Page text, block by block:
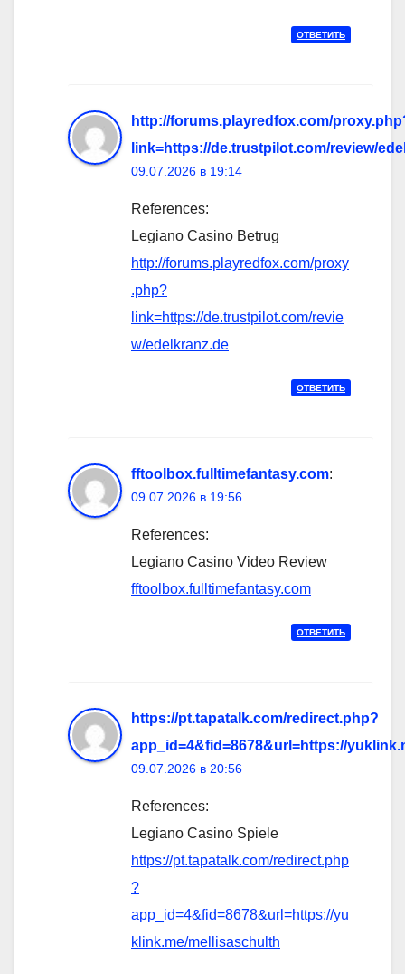
ОТВЕТИТЬ
http://forums.playredfox.com/
link=https://de.trustpilot.com/review/
09.07.2026 в 19:14
References:
Legiano Casino Betrug
http://forums.playredfox.com/proxy
.php?
link=https://de.trustpilot.com/revie
w/edelkranz.de
ОТВЕТИТЬ
fftoolbox.fulltimefantasy.com:
09.07.2026 в 19:56
References:
Legiano Casino Video Review
fftoolbox.fulltimefantasy.com
ОТВЕТИТЬ
https://pt.tapatalk.com/redirect.php?
app_id=4&fid=8678&url=https://
09.07.2026 в 20:56
References:
Legiano Casino Spiele
https://pt.tapatalk.com/redirect.php
?
app_id=4&fid=8678&url=https://yu
klink.me/mellisaschulth